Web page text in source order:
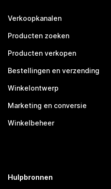
Verkoopkanalen
Producten zoeken
Producten verkopen
Bestellingen en verzending
Winkelontwerp
Marketing en conversie
Winkelbeheer
Hulpbronnen